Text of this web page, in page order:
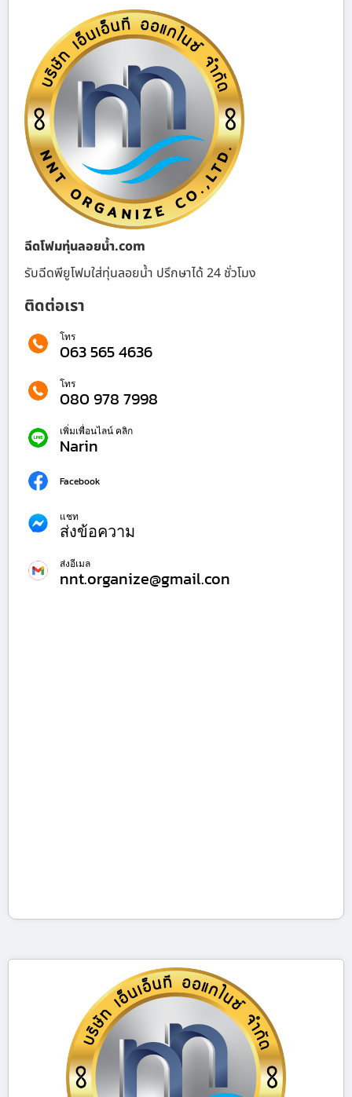
ฉีดโฟมทุ่นลอยน้ำ.com
รับฉีดพียูโฟมใส่ทุ่นลอยน้ำ ปรึกษาได้ 24 ชั่วโมง
ติดต่อเรา
โทร
063 565 4636
โทร
080 978 7998
เพิ่มเพื่อนไลน์ คลิก
Narin
Facebook
แชท
ส่งข้อความ
ส่งอีเมล
nnt.organize@gmail.con